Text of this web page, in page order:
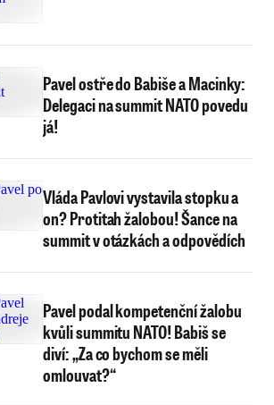
Pavel ostře do Babiše a Macinky:
Delegaci na summit NATO povedu
já!
Vláda Pavlovi vystavila stopku a
on? Protitah žalobou! Šance na
summit v otázkách a odpovědích
Pavel podal kompetenční žalobu
kvůli summitu NATO! Babiš se
diví: „Za co bychom se měli
omlouvat?“